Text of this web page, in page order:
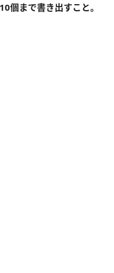
10個まで書き出すこと。